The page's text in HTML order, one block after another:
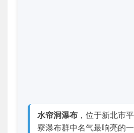
水帘洞瀑布 ，位于新北市
寮瀑布群中名气最响亮的